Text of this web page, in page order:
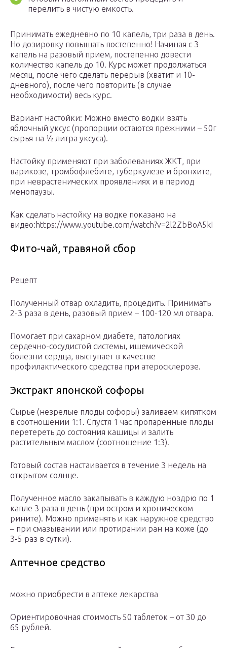
перелить в чистую емкость.
Принимать ежедневно по 10 капель, три раза в день.
Но дозировку повышать постепенно! Начиная с 3
капель на разовый прием, постепенно довести
количество капель до 10. Курс может продолжаться
месяц, после чего сделать перерыв (хватит и 10-
дневного), после чего повторить (в случае
необходимости) весь курс.
Вариант настойки: Можно вместо водки взять
яблочный уксус (пропорции остаются прежними – 50г
сырья на ½ литра уксуса).
Настойку применяют при заболеваниях ЖКТ, при
варикозе, тромбофлебите, туберкулезе и бронхите,
при неврастенических проявлениях и в период
менопаузы.
Как сделать настойку на водке показано на
видео:https://www.youtube.com/watch?v=2l2ZbBoA5kI
Фито-чай, травяной сбор
Рецепт
Полученный отвар охладить, процедить. Принимать
2-3 раза в день, разовый прием – 100-120 мл отвара.
Помогает при сахарном диабете, патологиях
сердечно-сосудистой системы, ишемической
болезни сердца, выступает в качестве
профилактического средства при атеросклерозе.
Экстракт японской софоры
Сырье (незрелые плоды софоры) заливаем кипятком
в соотношении 1:1. Спустя 1 час пропаренные плоды
перетереть до состояния кашицы и залить
растительным маслом (соотношение 1:3).
Готовый состав настаивается в течение 3 недель на
открытом солнце.
Полученное масло закапывать в каждую ноздрю по 1
капле 3 раза в день (при остром и хроническом
рините). Можно применять и как наружное средство
– при смазывании или протирании ран на коже (до
3-5 раз в сутки).
Аптечное средство
можно приобрести в аптеке лекарства
Ориентировочная стоимость 50 таблеток – от 30 до
65 рублей.